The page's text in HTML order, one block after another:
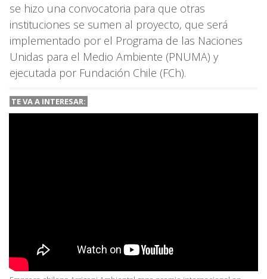
se hizo una convocatoria para que otras
instituciones se sumen al proyecto, que será
implementado por el Programa de las Naciones
Unidas para el Medio Ambiente (PNUMA) y
ejecutada por Fundación Chile (FCh).
TE VA A INTERESAR: